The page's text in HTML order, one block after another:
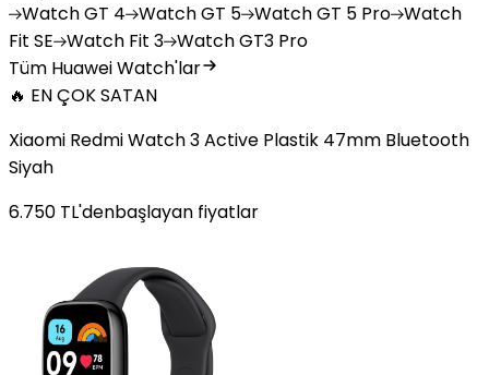
WatchGT 4 WatchGT 5 WatchGT 5 Pro Watch
Fit SE Watch Fit 3 WatchGT3 Pro
Tüm Huawei Watch'lar
🔥 EN ÇOK SATAN
Xiaomi Redmi Watch 3 Active Plastik 47mm Bluetooth
Siyah
6.750 TL'denbaşlayan fiyatlar